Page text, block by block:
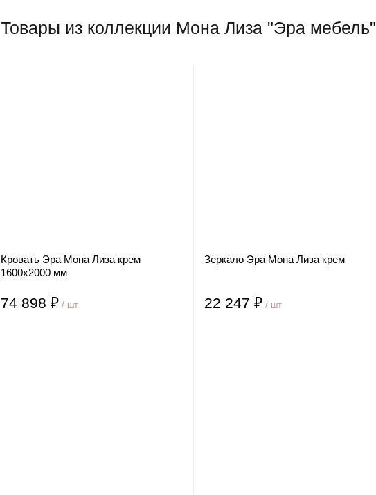
Товары из коллекции Мона Лиза "Эра мебель"
Кровать Эра Мона Лиза крем
1600х2000 мм
74 898 ₽ / шт
Зеркало Эра Мона Лиза крем
22 247 ₽ / шт